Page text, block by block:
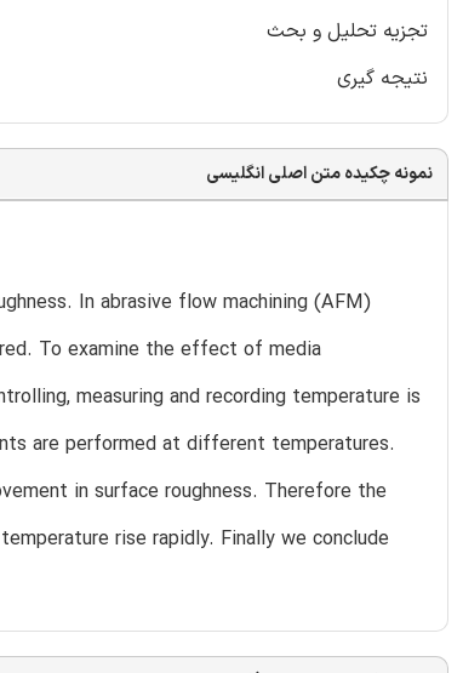
تجزیه تحلیل و بحث
نتیجه گیری
نمونه چکیده متن اصلی انگلیسی
In abrasive flow machining (AFM)
To examine the effect of media
measuring and recording temperature is
are performed at different temperatures.
in surface roughness. Therefore the
rise rapidly. Finally we conclude